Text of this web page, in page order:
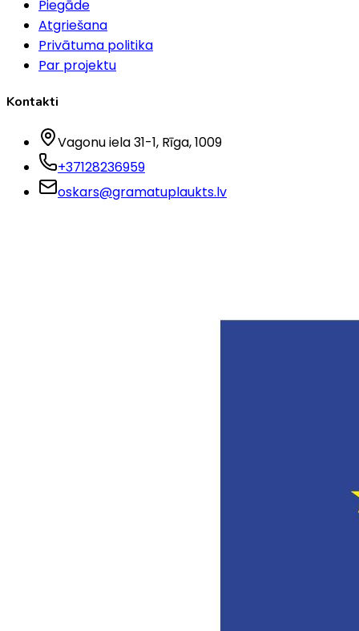
Piegāde
Atgriešana
Privātuma politika
Par projektu
Kontakti
Vagonu iela 31-1, Rīga, 1009
+37128236959
oskars@gramatuplaukts.lv